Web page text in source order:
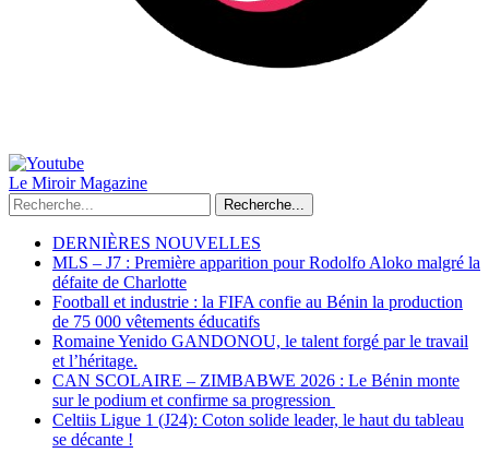
Le Miroir Magazine
Recherche...
DERNIÈRES NOUVELLES
MLS – J7 : Première apparition pour Rodolfo Aloko malgré la
défaite de Charlotte
Football et industrie : la FIFA confie au Bénin la production
de 75 000 vêtements éducatifs
Romaine Yenido GANDONOU, le talent forgé par le travail
et l’héritage.
CAN SCOLAIRE – ZIMBABWE 2026 : Le Bénin monte
sur le podium et confirme sa progression
Celtiis Ligue 1 (J24): Coton solide leader, le haut du tableau
se décante !